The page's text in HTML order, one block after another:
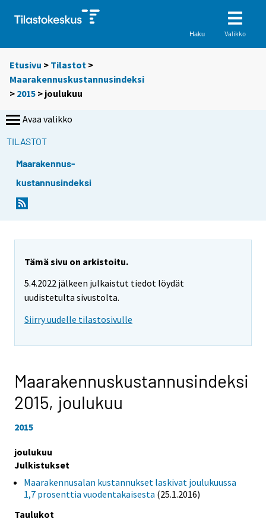
Haku Valikko
Etusivu > Tilastot >
Maarakennuskustannusindeksi
> 2015 > joulukuu
Avaa valikko
TILASTOT
Maarakennus-
kustannusindeksi
Tämä sivu on arkistoitu.
5.4.2022 jälkeen julkaistut tiedot löydät
uudistetulta sivustolta.
Siirry uudelle tilastosivulle
Maarakennuskustannusindeksi
2015, joulukuu
2015
joulukuu
Julkistukset
Maarakennusalan kustannukset laskivat joulukuussa
1,7 prosenttia vuodentakaisesta (25.1.2016)
Taulukot